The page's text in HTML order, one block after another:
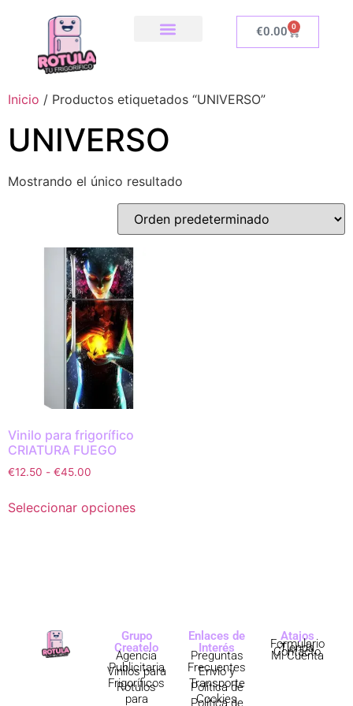
€0.00 0
Inicio / Productos etiquetados “UNIVERSO”
UNIVERSO
Mostrando el único resultado
Vinilo para frigorífico
CRIATURA FUEGO
€12.50 - €45.00
Seleccionar opciones
Grupo
Createlo
Agencia
Publicitaria
Vinilos para
Frigoríficos
Rótulos
para
Enlaces de
Interés
Preguntas
Frecuentes
Envío y
Transporte
Política de
Cookies
Política de
Atajos
Formulario
Tienda
Contacto
Mi Cuenta